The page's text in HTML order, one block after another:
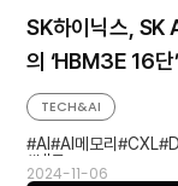
SK하이닉스,
의 ‘HBM3E 16단
2024-11-06
TECH&AI
AI
AI메모리 CXL
낸드